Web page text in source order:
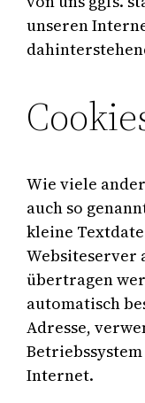
unseren
Wie viele
auch so
kleine
Websiteserver
übertragen
automatisch
Adresse,
Internet.